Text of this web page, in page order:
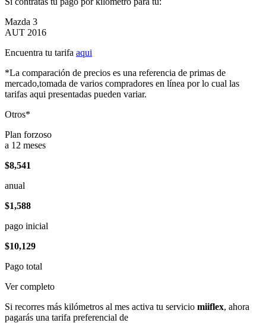
Mazda 3
AUT 2016
Encuentra tu tarifa aqui
*La comparación de precios es una referencia de primas de
mercado,tomada de varios compradores en línea por lo cual las
tarifas aqui presentadas pueden variar.
Otros*
Plan forzoso
a 12 meses
$8,541
anual
$1,588
pago inicial
$10,129
Pago total
Ver completo
Si recorres más kilómetros al mes activa tu servicio miiflex, ahora
pagarás una tarifa preferencial de